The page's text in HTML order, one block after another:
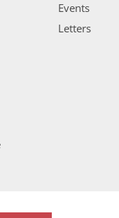
Events
Letters